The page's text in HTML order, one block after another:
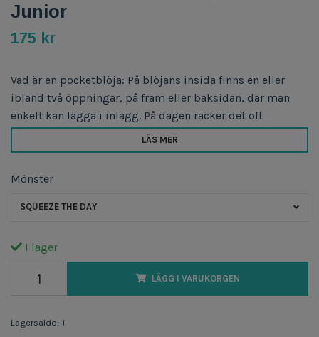
Junior
175 kr
Vad är en pocketblöja: På blöjans insida finns en eller
ibland två öppningar, på fram eller baksidan, där man
enkelt kan lägga i inlägg. På dagen räcker det oft
LÄS MER
Mönster
SQUEEZE THE DAY
I lager
LÄGG I VARUKORGEN
Lagersaldo: 1